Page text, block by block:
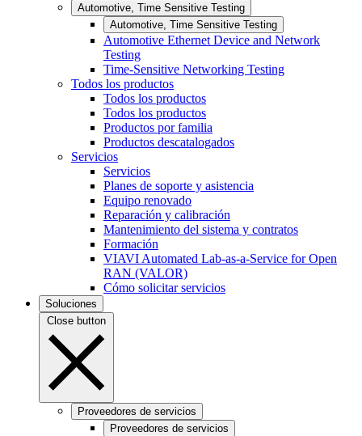
Automotive, Time Sensitive Testing
Automotive, Time Sensitive Testing
Automotive Ethernet Device and Network
Testing
Time-Sensitive Networking Testing
Todos los productos
Todos los productos
Todos los productos
Productos por familia
Productos descatalogados
Servicios
Servicios
Planes de soporte y asistencia
Equipo renovado
Reparación y calibración
Mantenimiento del sistema y contratos
Formación
VIAVI Automated Lab-as-a-Service for Open
RAN (VALOR)
Cómo solicitar servicios
Soluciones
Close button
Proveedores de servicios
Proveedores de servicios